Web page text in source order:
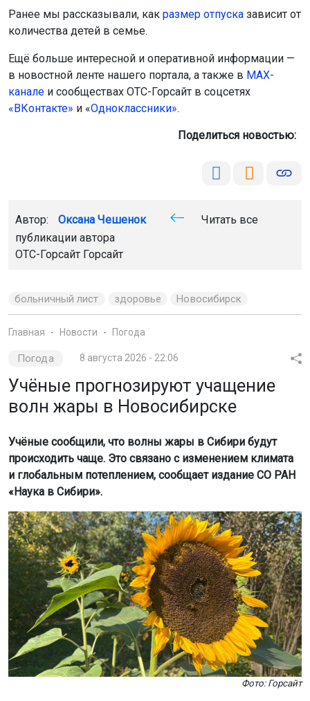
Ранее мы рассказывали, как размер отпуска зависит от
количества детей в семье.
Ещё больше интересной и оперативной информации —
в новостной ленте нашего портала, а также в МАХ-
канале и сообществах ОТС-Горсайт в соцсетях
«ВКонтакте» и «Одноклассники».
Поделиться новостью:
Автор: Оксана Чешенок
Читать все
публикации автора
ОТС-Горсайт Горсайт
больничный лист здоровье Новосибирск
Главная Новости Погода
Погода 8 августа 2026 - 22:06
Учёные прогнозируют учащение
волн жары в Новосибирске
Учёные сообщили, что волны жары в Сибири будут
происходить чаще. Это связано с изменением климата
и глобальным потеплением, сообщает издание СО РАН
«Наука в Сибири».
Фото: Горсайт